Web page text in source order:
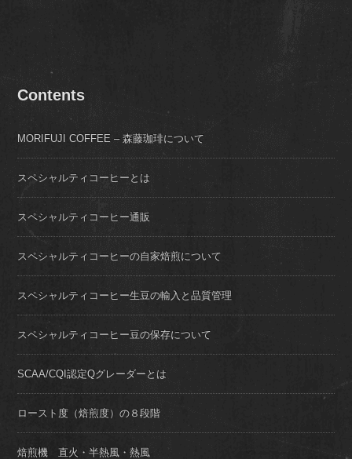
Contents
MORIFUJI COFFEE – 森藤珈琲について
スペシャルティコーヒーとは
スペシャルティコーヒー通販
スペシャルティコーヒーの自家焙煎について
スペシャルティコーヒー生豆の輸入と品質管理
スペシャルティコーヒー豆の保存について
SCAA/CQI認定Qグレーダーとは
ロースト度（焙煎度）の８段階
焙煎機 直火・半熱風・熱風